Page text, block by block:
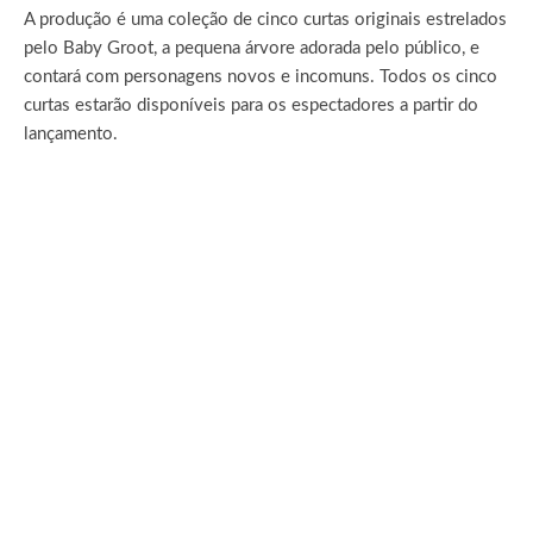
A produção é uma coleção de cinco curtas originais estrelados
pelo Baby Groot, a pequena árvore adorada pelo público, e
contará com personagens novos e incomuns. Todos os cinco
curtas estarão disponíveis para os espectadores a partir do
lançamento.